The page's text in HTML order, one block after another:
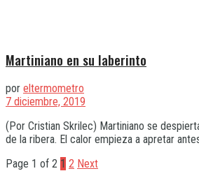
Martiniano en su laberinto
por eltermometro
7 diciembre, 2019
(Por Cristian Skrilec) Martiniano se
de la ribera. El calor empieza a apretar
Page 1 of 2 1 2 Next